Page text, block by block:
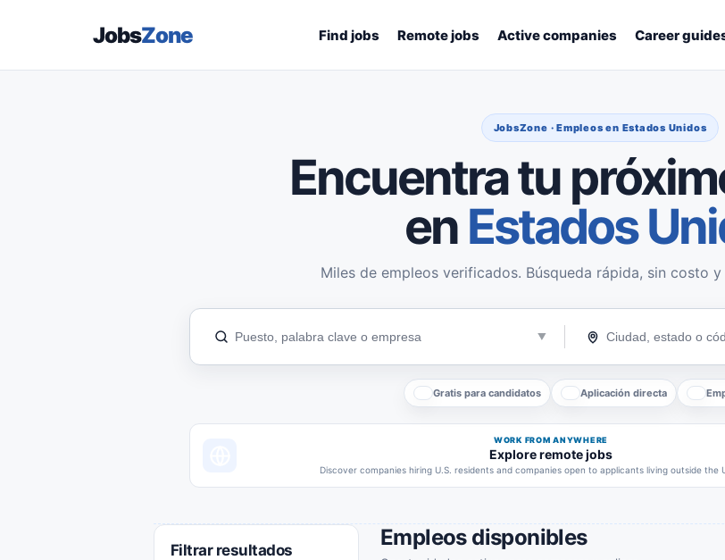
JobsZone Find jobs Remote jobs Active companies Career
JobsZone · Empleos en Estados Unidos
Encuentra tu
en Estados
Miles de empleos verificados. Búsqueda rápida, sin costo
Gratis para candidatos Aplicación directa
WORK FROM ANYWHERE
Explore remote jobs
Discover companies hiring U.S. residents and companies open to applicants living outside the
Filtrar resultados Empleos disponibles